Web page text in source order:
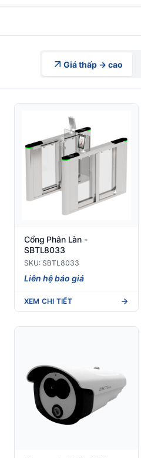
Giá thấp → cao
Cổng Phân Làn -
SBTL8033
SKU: SBTL8033
Liên hệ báo giá
XEM CHI TIẾT